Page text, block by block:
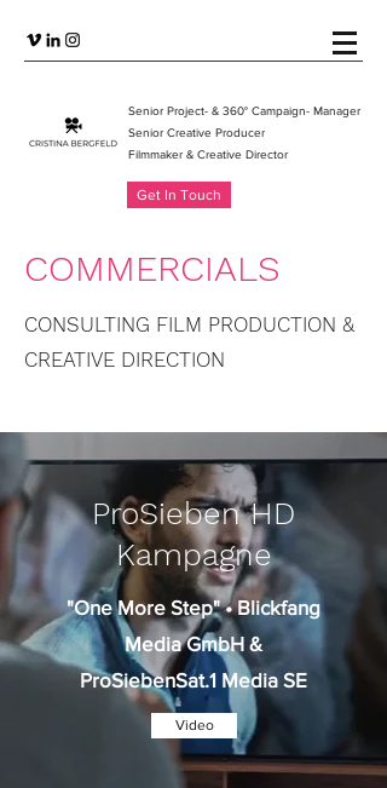
Senior Project- & 360° Campaign- Manager
Senior Creative Producer
Filmmaker & Creative Director
Get In Touch
COMMERCIALS
CONSULTING FILM PRODUCTION &
CREATIVE DIRECTION
ProSieben HD
Kampagne
"One More Step" • Blickfang
Media GmbH &
ProSiebenSat.1 Media SE
Video